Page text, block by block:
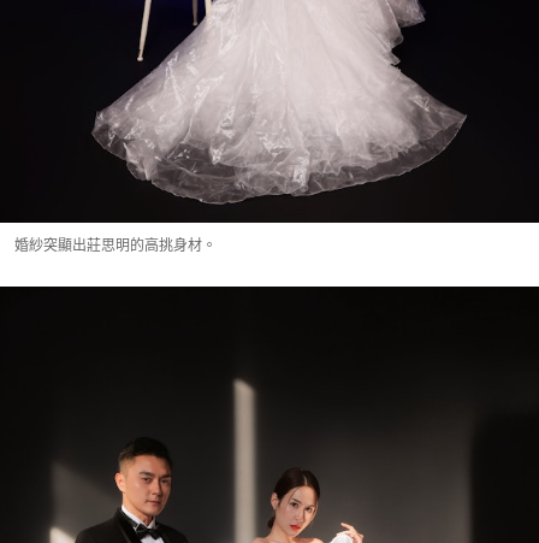
婚紗突顯出莊思明的高挑身材。